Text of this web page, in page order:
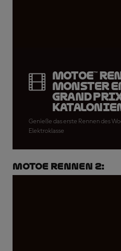
MotoE™
Monster
Grand
Genieße das erste Rennen des
Elektroklasse
MotoE Rennen 2: